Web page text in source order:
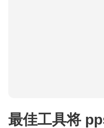
最佳工具将